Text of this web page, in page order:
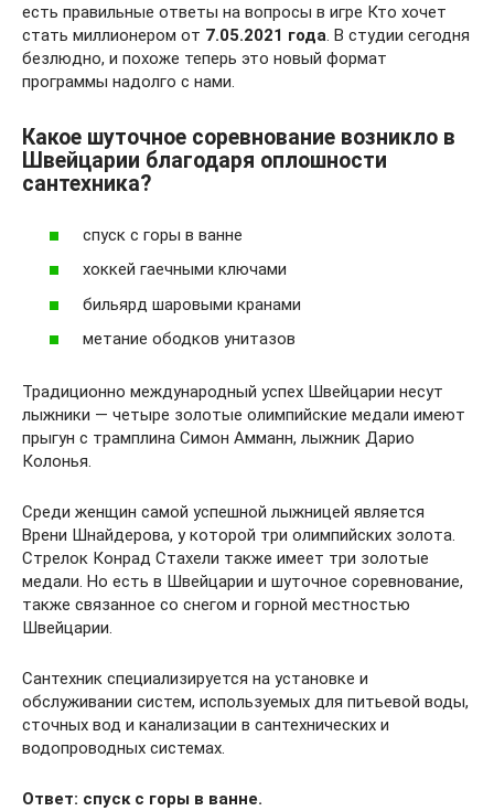
есть правильные ответы на вопросы в игре Кто хочет
стать миллионером от 7.05.2021 года. В студии сегодня
безлюдно, и похоже теперь это новый формат
программы надолго с нами.
Какое шуточное соревнование возникло в
Швейцарии благодаря оплошности
сантехника?
спуск с горы в ванне
хоккей гаечными ключами
бильярд шаровыми кранами
метание ободков унитазов
Традиционно международный успех Швейцарии несут
лыжники — четыре золотые олимпийские медали имеют
прыгун с трамплина Симон Амманн, лыжник Дарио
Колонья.
Среди женщин самой успешной лыжницей является
Врени Шнайдерова, у которой три олимпийских золота.
Стрелок Конрад Стахели также имеет три золотые
медали. Но есть в Швейцарии и шуточное соревнование,
также связанное со снегом и горной местностью
Швейцарии.
Сантехник специализируется на установке и
обслуживании систем, используемых для питьевой воды,
сточных вод и канализации в сантехнических и
водопроводных системах.
Ответ: спуск с горы в ванне.